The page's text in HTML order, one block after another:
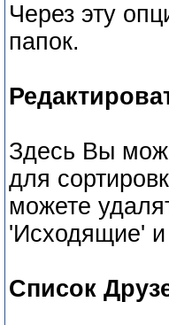
Через эту
папок.
Здесь Вы
для
можете
'Исходящие'
Список